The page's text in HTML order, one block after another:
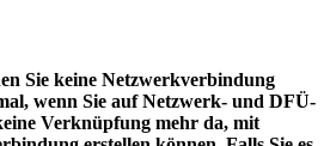
Sie keine Netzwerkverbindung
wenn Sie auf Netzwerk- und DFÜ-
Verknüpfung mehr da, mit